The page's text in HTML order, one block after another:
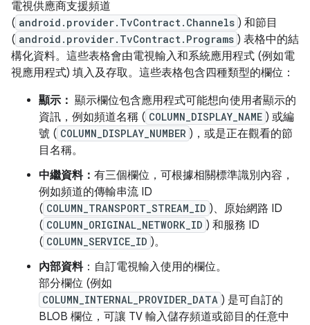
電視供應商支援頻道
( android.provider.TvContract.Channels ) 和節目
( android.provider.TvContract.Programs ) 表格中的結
構化資料。這些表格會由電視輸入和系統應用程式 (例如電
視應用程式) 填入及存取。這些表格包含四種類型的欄位：
顯示： 顯示欄位包含應用程式可能想向使用者顯示的
資訊，例如頻道名稱 ( COLUMN_DISPLAY_NAME ) 或編
號 ( COLUMN_DISPLAY_NUMBER )，或是正在觀看的節
目名稱。
中繼資料： 有三個欄位，可根據相關標準識別內容，
例如頻道的傳輸串流 ID
( COLUMN_TRANSPORT_STREAM_ID )、原始網路 ID
( COLUMN_ORIGINAL_NETWORK_ID ) 和服務 ID
( COLUMN_SERVICE_ID )。
內部資料：自訂電視輸入使用的欄位。
部分欄位 (例如
COLUMN_INTERNAL_PROVIDER_DATA ) 是可自訂的
BLOB 欄位，可讓 TV 輸入儲存頻道或節目的任意中